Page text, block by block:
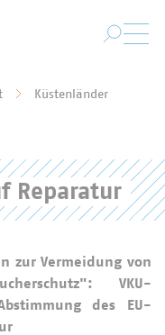
Küstenländer
Reparatur
zur Vermeidung von
VKU-
des EU-